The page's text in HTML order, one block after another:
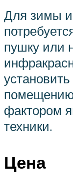
Для зимы и
пушку или
фактором
техники.
Цена